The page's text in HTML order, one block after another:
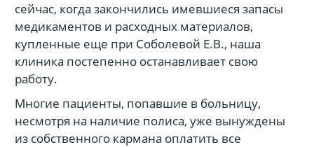
сейчас, когда закончились имевшиеся запасы
медикаментов и расходных материалов,
купленные еще при Соболевой Е.В., наша
клиника постепенно останавливает свою
работу.
Многие пациенты, попавшие в больницу,
несмотря на наличие полиса, уже вынуждены
из собственного кармана оплатить все